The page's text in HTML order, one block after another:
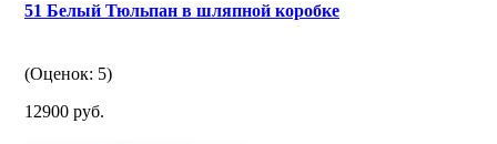
51 Белый Тюльпан в шляпной коробке
(Оценок: 5)
12900 руб.